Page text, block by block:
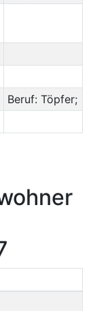
Beruf: Töpfer;